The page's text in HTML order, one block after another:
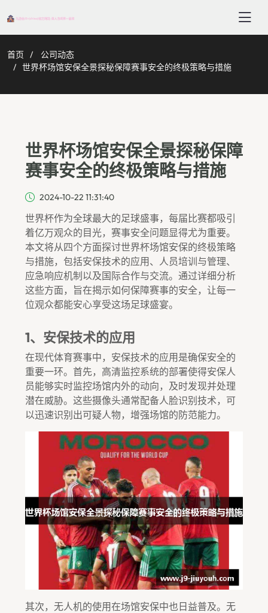
首页
公司动态
世界杯场馆安保全景探秘保障赛事安全的终极策略与措施
世界杯场馆安保全景探秘保障
赛事安全的终极策略与措施
2024-10-22 11:31:40
世界杯作为全球最大的足球盛事，每届比赛都吸引
着亿万观众的目光，赛事安全问题显得尤为重要。
本文将从四个方面探讨世界杯场馆安保的终极策略
与措施，包括安保技术的应用、人员培训与管理、
应急响应机制以及国际合作与交流。通过详细分析
这些方面，旨在揭示如何保障赛事的安全，让每一
位观众都能安心享受这场足球盛宴。
1、安保技术的应用
在现代体育赛事中，安保技术的应用是确保安全的
重要一环。首先，高清监控系统的部署使得安保人
员能够实时监控场馆内外的动向，及时发现并处理
潜在威胁。这些摄像头通常配备人脸识别技术，可
以迅速识别出可疑人物，增强场馆的防范能力。
其次，无人机的使用在场馆安保中也日益普及。无